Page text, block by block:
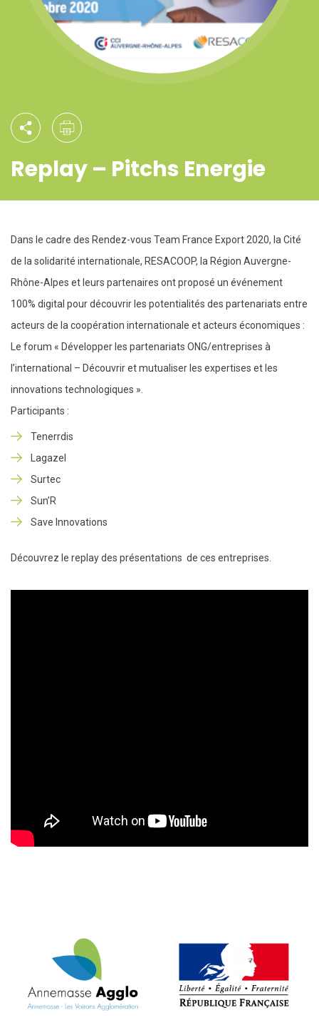
Replay – Pitchs Energie
Dans le cadre des Rendez-vous Team France Export 2020, la Cité
de la solidarité internationale, RESACOOP, la Région Auvergne-
Rhône-Alpes et leurs partenaires ont proposé un événement
100% digital pour découvrir les potentialités des partenariats entre
acteurs de la coopération internationale et acteurs économiques :
Le forum « Développer les partenariats ONG/entreprises à
l’international – Découvrir et mutualiser les expertises et les
innovations technologiques ».
Participants :
Tenerrdis
Lagazel
Surtec
Sun’R
Save Innovations
Découvrez le replay des présentations de ces entreprises.